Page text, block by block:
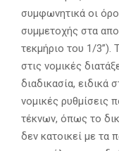
συμφωνητικά οι
συμμετοχής στα
τεκμήριο του 1/3”).
στις νομικές
διαδικασία, ειδικά
νομικές ρυθμίσεις
τέκνων, όπως το
δεν κατοικεί με τα